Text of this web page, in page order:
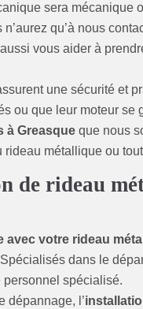
sera mécanique
qu’à nous
vous aider à
une sécurité et
ou que leur moteur se
à Greasque que nous
métallique ou
de rideau
avec votre rideau
dans le
personnel spécialisé.
dépannage, l’